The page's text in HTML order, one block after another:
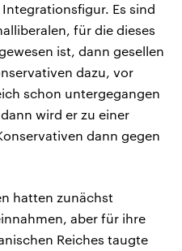
Es sind
für die dieses
ist, dann gesellen
dazu, vor
schon untergegangen
wird er zu einer
dann gegen
hatten zunächst
aber für ihre
Reiches taugte